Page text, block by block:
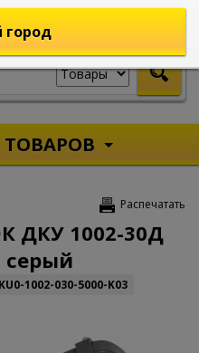
ТОВАРОВ
Распечатать
ДКУ 1002-30Д
серый
1002-030-5000-K03
город